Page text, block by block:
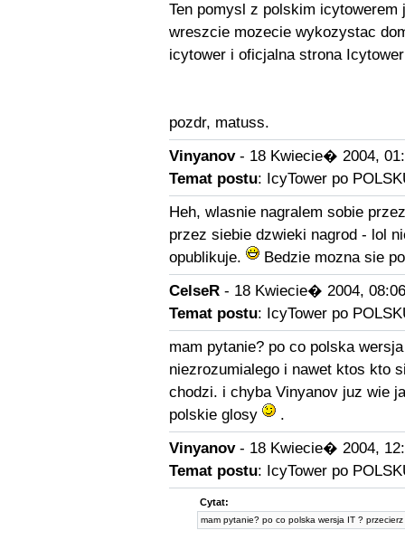
Ten pomysl z polskim
wreszcie mozecie wykozystac
icytower i oficjalna strona
pozdr, matuss.
Vinyanov- 18 Kwiecie� 2004,
Temat postu: IcyTower po
Heh, wlasnie nagralem sobie
przez siebie dzwieki nagrod - lol
opublikuje.
Bedzie mozna sie
CelseR- 18 Kwiecie� 2004, 08:06
Temat postu: IcyTower po
mam pytanie? po co polska
niezrozumialego i nawet ktos kto
chodzi. i chyba Vinyanov juz wie
polskie glosy
.
Vinyanov- 18 Kwiecie� 2004,
Temat postu: IcyTower po
Cytat:
mam pytanie? po co polska wersja IT ?